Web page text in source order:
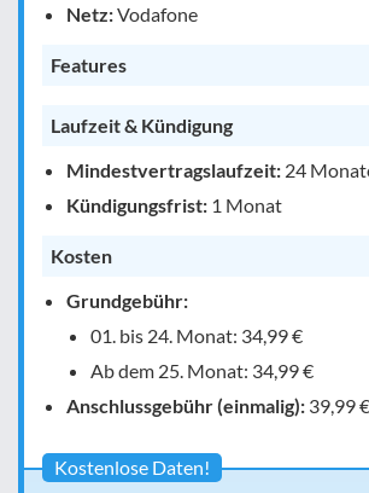
Netz:Vodafone
Features
Laufzeit & Kündigung
Mindestvertragslaufzeit: 24
Kündigungsfrist: 1 Monat
Kosten
Grundgebühr:
01. bis 24. Monat: 34,99 €
Ab dem 25. Monat: 34,99 €
Anschlussgebühr (einmalig): 39,99
Kostenlose Daten!